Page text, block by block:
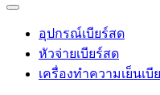
อุปกรณ์เบียร์สด
หัวจ่ายเบียร์สด
เครื่องทำความเย็นเบี